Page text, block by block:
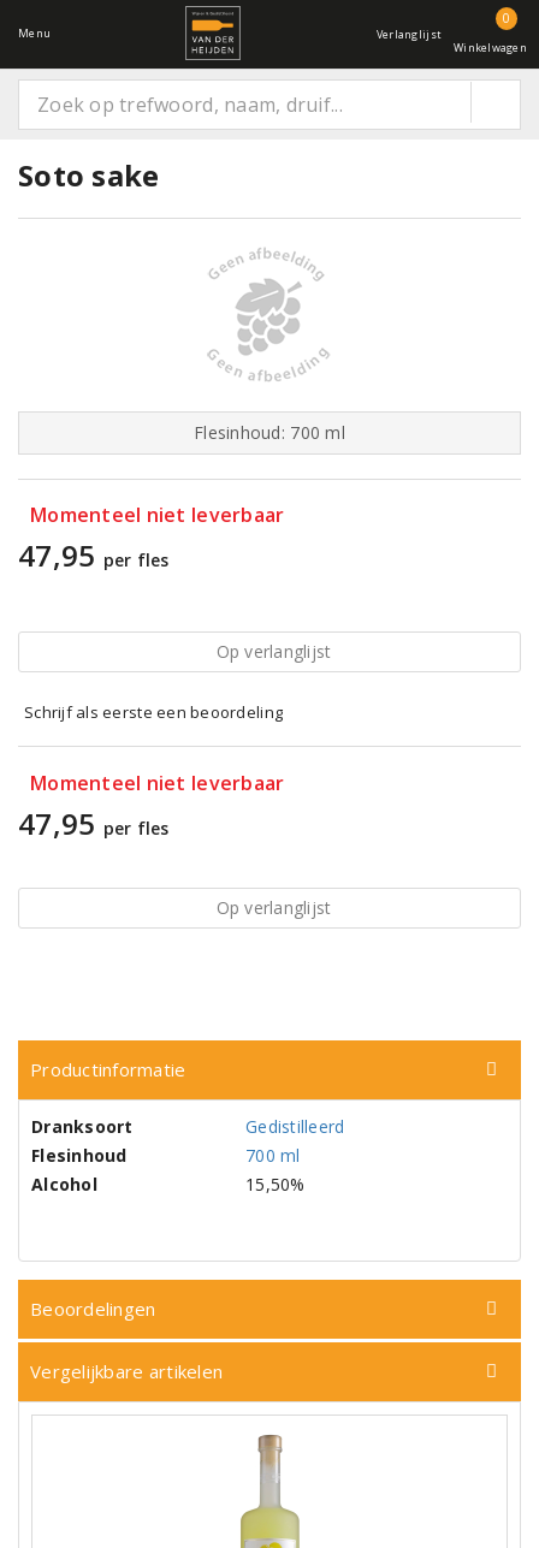
Menu Verlanglijst
0
Winkelwagen
Soto sake
Flesinhoud: 700 ml
Momenteel niet leverbaar
47,95 per fles
Op verlanglijst
Schrijf als eerste een beoordeling
Momenteel niet leverbaar
47,95 per fles
Op verlanglijst
Productinformatie
Dranksoort
Gedistilleerd
Flesinhoud
700 ml
Alcohol
15,50%
Beoordelingen
Vergelijkbare artikelen